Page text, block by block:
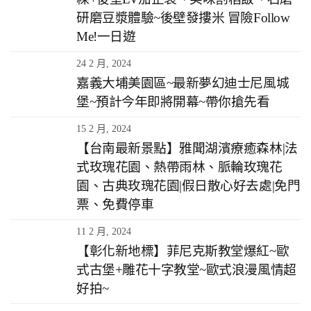
研磨豆漿體驗~後壁發摟米 冒險Follow
Me!一日遊
24 2 月, 2024
嘉義大埔美園區~最新夢幻迪士尼風城
堡~預計今年即將開幕~帶你搶先看
15 2 月, 2024
【台南最新景點】雅聞湖濱療癒森林|法
式玫瑰花園、熱帶雨林、脈輪玫瑰花
園、古典玫瑰花園|假日散心好去處|免門
票、免費停車
11 2 月, 2024
【彰化新地標】菲尼克斯教堂爆紅~歐
式古堡+雕花十字教堂~歐式浪漫風情超
好拍~